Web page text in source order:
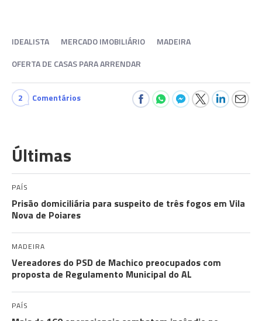
IDEALISTA MERCADO IMOBILIÁRIO
MADEIRA
OFERTA DE CASAS PARA ARRENDAR
2 Comentários
Últimas
PAÍS
Prisão domiciliária para suspeito de três fogos em Vila
Nova de Poiares
MADEIRA
Vereadores do PSD de Machico preocupados com
proposta de Regulamento Municipal do AL
PAÍS